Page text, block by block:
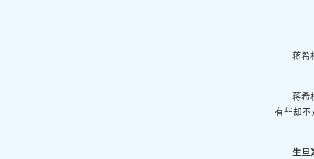
蒋希
蒋希
有些却不
生旦